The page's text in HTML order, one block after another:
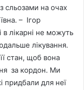
сльозами на очах
– Ігор
лікарні не можуть
лікування.
стан, щоб вона
за кордон. Ми
придбали для неї